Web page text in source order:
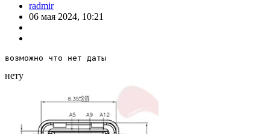
radmir
06 мая 2024, 10:21
возможно что нет даты
нету